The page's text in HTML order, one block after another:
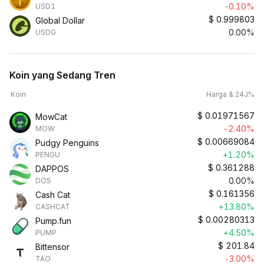
USD1
-0.10%
Global Dollar
USDG
$ 0.999803
0.00%
Koin yang Sedang Tren
Koin Harga & 24J%
MowCat
MOW
$ 0.01971567
-2.40%
Pudgy Penguins
PENGU
$ 0.00669084
+1.20%
DAPPOS
DOS
$ 0.361288
0.00%
Cash Cat
CASHCAT
$ 0.161356
+13.80%
Pump.fun
PUMP
$ 0.00280313
+4.50%
Bittensor
TAO
$ 201.84
-3.00%